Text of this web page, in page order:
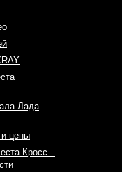
Лада
цены
Кросс –